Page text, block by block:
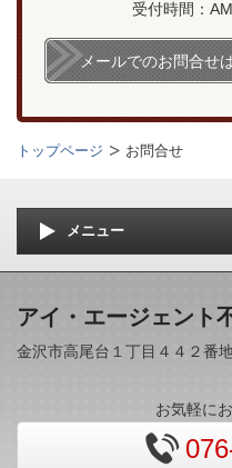
受付時間：
メールでのお問合せ
トップページ お問合せ
メニュー
アイ・エージェント
金沢市高尾台１丁目４４２番
お気軽に